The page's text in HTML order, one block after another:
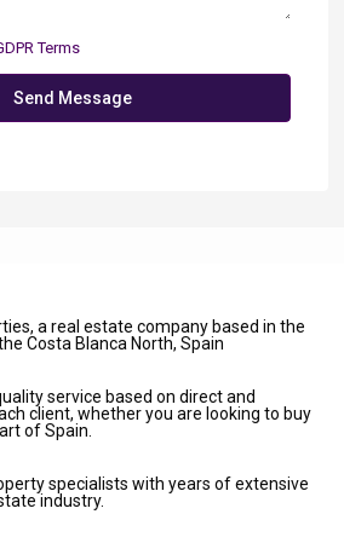
Terms
Send Message
a real estate company based in the
Costa Blanca North, Spain
service based on direct and
client, whether you are looking to buy
of Spain.
specialists with years of extensive
industry.